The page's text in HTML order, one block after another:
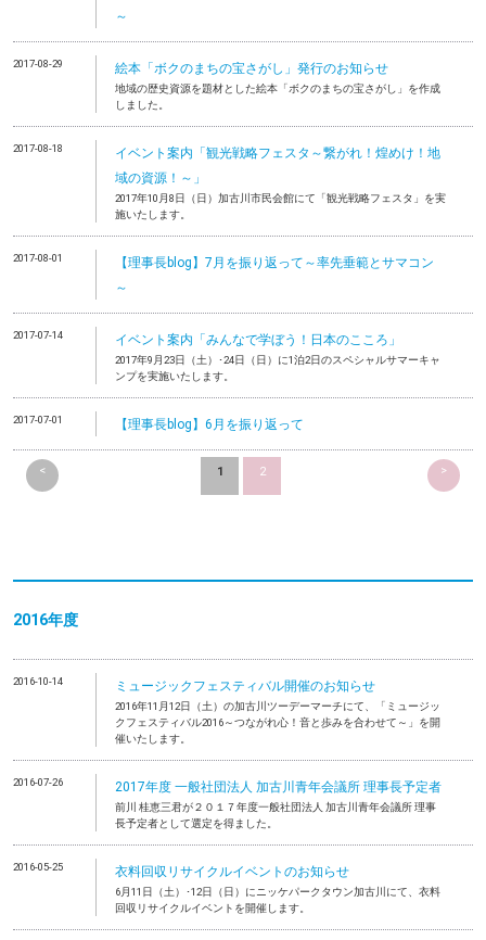
～
2017-08-29 絵本「ボクのまちの宝さがし」発行のお知らせ
地域の歴史資源を題材とした絵本「ボクのまちの宝さがし」を作成
しました。
2017-08-18
イベント案内「観光戦略フェスタ～繋がれ！煌めけ！地
域の資源！～」
2017年10月8日（日）加古川市民会館にて「観光戦略フェスタ」を実
施いたします。
2017-08-01
【理事長blog】7月を振り返って～率先垂範とサマコン
～
2017-07-14 イベント案内「みんなで学ぼう！日本のこころ」
2017年9月23日（土）･24日（日）に1泊2日のスペシャルサマーキャ
ンプを実施いたします。
2017-07-01 【理事長blog】6月を振り返って
< 1 2 >
2016年度
2016-10-14 ミュージックフェスティバル開催のお知らせ
2016年11月12日（土）の加古川ツーデーマーチにて、「ミュージッ
クフェスティバル2016～つながれ心！音と歩みを合わせて～」を開
催いたします。
2016-07-26 2017年度 一般社団法人 加古川青年会議所 理事長予定者
前川 桂恵三君が２０１７年度一般社団法人 加古川青年会議所 理事
長予定者として選定を得ました。
2016-05-25 衣料回収リサイクルイベントのお知らせ
6月11日（土）･12日（日）にニッケパークタウン加古川にて、衣料
回収リサイクルイベントを開催します。